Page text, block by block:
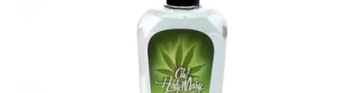
AÑADIR AL
CARRITO